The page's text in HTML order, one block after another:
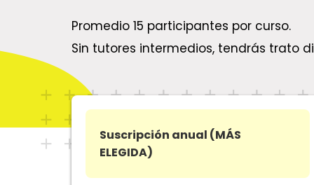
Promedio 15 participantes por curso.
Sin tutores intermedios, tendrás trato
Suscripción anual (MÁS
ELEGIDA)